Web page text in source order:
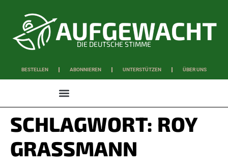
DIE DEUTSCHE STIMME
BESTELLEN ABONNIEREN UNTERSTÜTZEN ÜBER UNS
SCHLAGWORT: ROY
GRASSMANN